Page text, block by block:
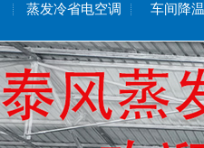
蒸发冷省电空调 车间降